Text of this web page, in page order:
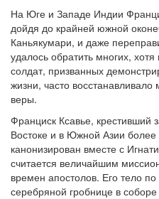
На Юге и Западе Индии
дойдя до крайней южной
Каньякумари, и даже
удалось обратить многих,
солдат, призванных
жизни, часто
веры.
Франциск Ксавье, крестивший
Востоке и в Южной Азии
канонизирован вместе с
считается величайшим
времен апостолов. Его тело
серебряной гробнице в